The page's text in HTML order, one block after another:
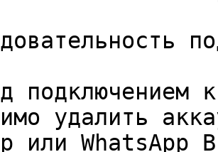
подключением к
удалить
или